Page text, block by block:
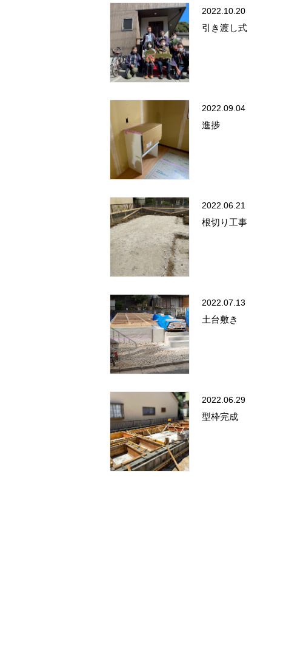
2022.10.20
引き渡し式
2022.09.04
進捗
2022.06.21
根切り工事
2022.07.13
土台敷き
2022.06.29
型枠完成